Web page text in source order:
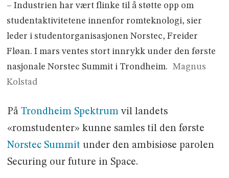
– Industrien har vært flinke til å støtte opp om
studentaktivitetene innenfor romteknologi, sier
leder i studentorganisasjonen Norstec, Freider
Fløan. I mars ventes stort innrykk under den første
nasjonale Norstec Summit i Trondheim.
Magnus
Kolstad
På Trondheim Spektrumvil landets
«romstudenter» kunne samles til den første
Norstec Summitunder den ambisiøse parolen
Securing our future in Space.